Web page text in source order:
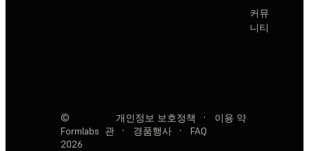
커뮤
니티
©
Formlabs
2026
개인정보 보호정책 ·
이용 약
관
· 경품행사 · FAQ